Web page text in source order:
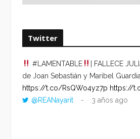
Twitter
#LAMENTABLE
| FALLECE
de Joan Sebastián y Maribel Guardia.
https://t.co/RsQWo4yz7p https://
@REANayarit
3 años ago